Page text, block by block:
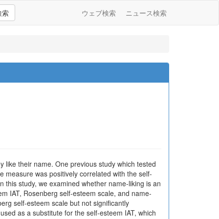
索 ウェブ検索 ニュース検索
like their name. One previous study which tested
measure was positively correlated with the self-
this study, we examined whether name-liking is an
IAT, Rosenberg self-esteem scale, and name-
self-esteem scale but not significantly
as a substitute for the self-esteem IAT, which